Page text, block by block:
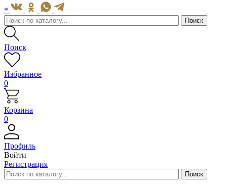
*
Поиск
Избранное
0
Корзина
0
Профиль
Войти
Регистрация